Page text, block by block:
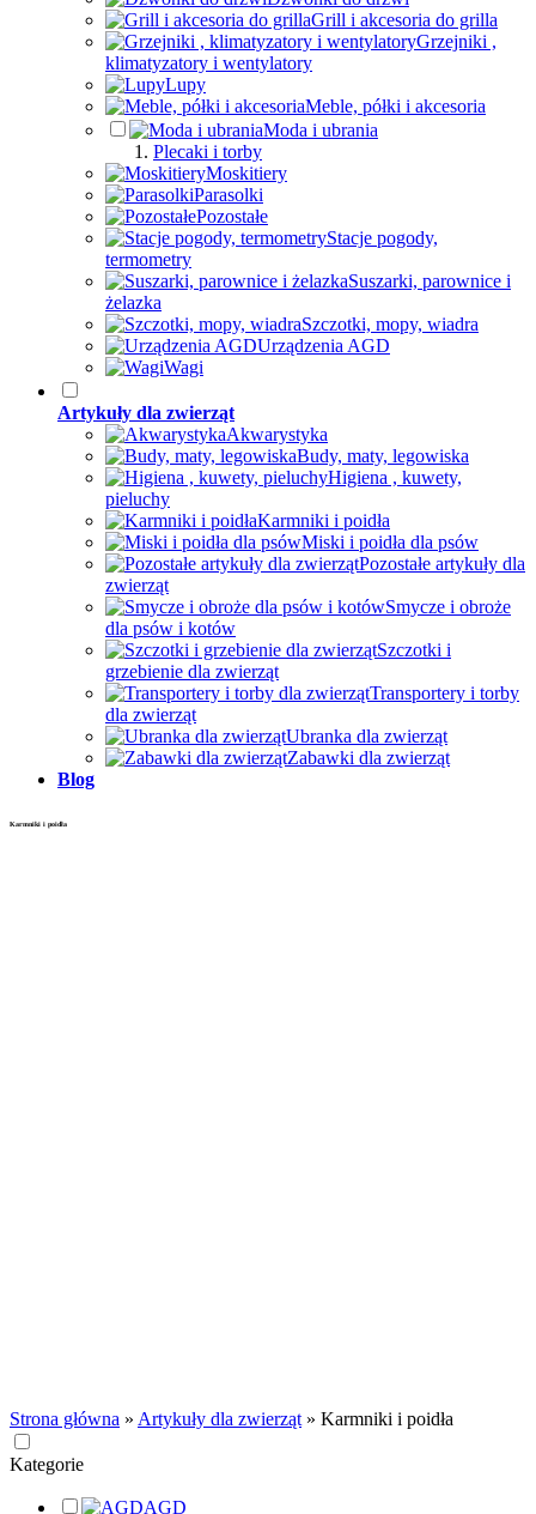
Grill i akcesoria do grilla
Grzejniki ,
klimatyzatory i wentylatory
Lupy
Meble, półki i akcesoria
Moda i ubrania
Plecaki i torby
Moskitiery
Parasolki
Pozostałe
Stacje pogody,
termometry
Suszarki, parownice i
żelazka
Szczotki, mopy, wiadra
Urządzenia AGD
Wagi
Artykuły dla zwierząt
Akwarystyka
Budy, maty, legowiska
Higiena , kuwety,
pieluchy
Karmniki i poidła
Miski i poidła dla psów
Pozostałe artykuły dla
zwierząt
Smycze i obroże
dla psów i kotów
Szczotki i
grzebienie dla zwierząt
Transportery i torby
dla zwierząt
Ubranka dla zwierząt
Zabawki dla zwierząt
Blog
Karmniki i poidła
Strona główna » Artykuły dla zwierząt » Karmniki i poidła
Kategorie
AGD